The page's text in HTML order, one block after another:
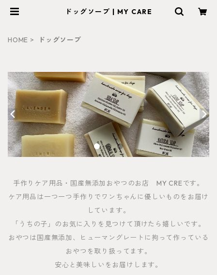
ドッグソープ | MY CARE
HOME ドッグソープ
手作りケア用品・国産無添加おやつのお店 MY CREです。
ケア用品は一つ一つ手作りでワンちゃんに優しいものをお届け
しています。
「うちの子」のお気に入りを見つけて頂けたら嬉しいです。
おやつは国産無添加、ヒューマングレートに拘って作っている
おやつを取り扱ってます。
安心と美味しいをお届けします。